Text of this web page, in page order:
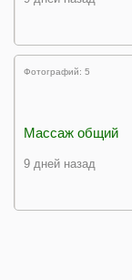
Фотографий: 5
Массаж общий
9 дней назад